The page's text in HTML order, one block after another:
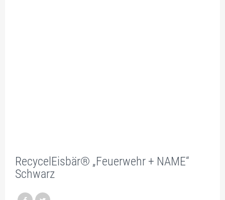
RecycelEisbär® „Feuerwehr + NAME“
Schwarz